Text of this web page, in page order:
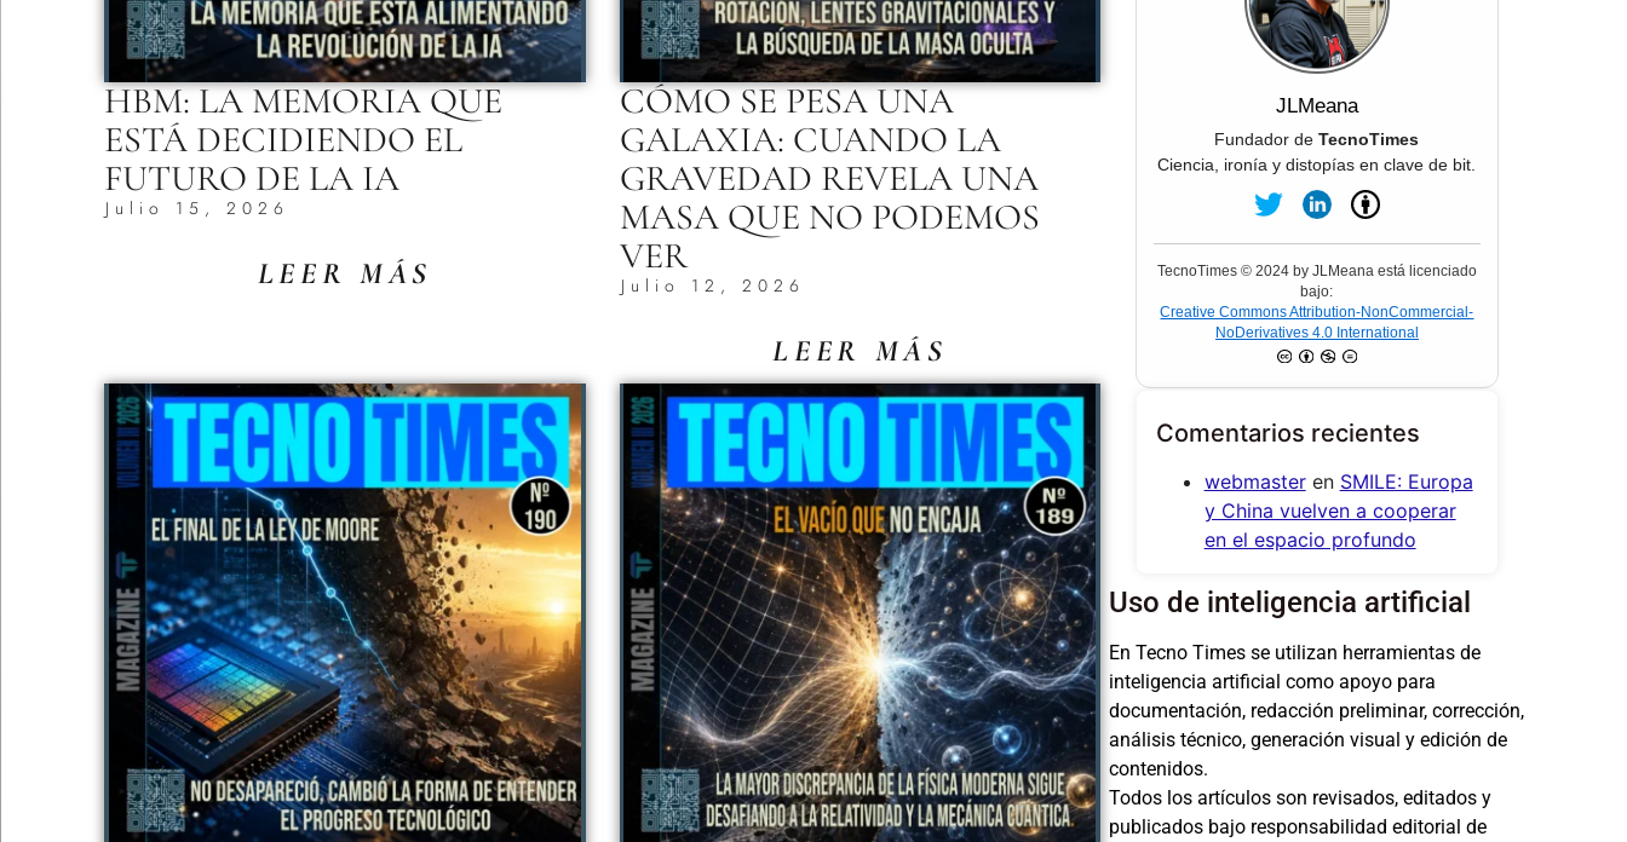
HBM: LA MEMORIA QUE
ESTÁ DECIDIENDO EL
FUTURO DE LA IA
Julio 15, 2026
LEER MÁS
CÓMO SE PESA UNA
GALAXIA: CUANDO LA
GRAVEDAD REVELA UNA
MASA QUE NO PODEMOS
VER
Julio 12, 2026
LEER MÁS
JLMeana
Fundador deTecnoTimes
Ciencia, ironía y distopías en clave de bit.
TecnoTimes © 2024 by JLMeana está licenciado
bajo:
Creative Commons Attribution-NonCommercial-
NoDerivatives 4.0 International
Comentarios recientes
webmasteren SMILE: Europa
y China vuelven a cooperar
en el espacio profundo
Uso de inteligencia artificial
En Tecno Times se utilizan herramientas de
inteligencia artificial como apoyo para
documentación, redacción preliminar, corrección,
análisis técnico, generación visual y edición de
contenidos.
Todos los artículos son revisados, editados y
publicados bajo responsabilidad editorial de